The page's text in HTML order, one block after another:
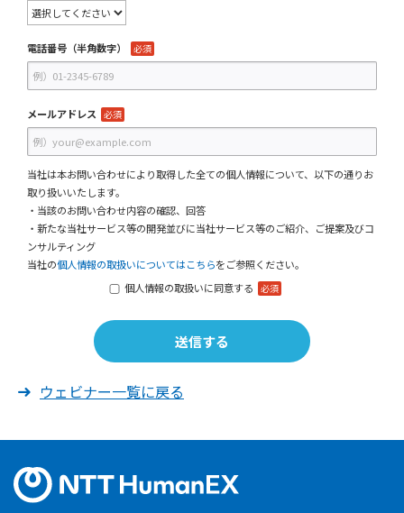
電話番号（半角数字） 必須
メールアドレス 必須
当社は本お問い合わせにより取得した全ての個人情報について、以下の通りお
取り扱いいたします。
・当該のお問い合わせ内容の確認、回答
・新たな当社サービス等の開発並びに当社サービス等のご紹介、ご提案及びコ
ンサルティング
当社の個人情報の取扱いについてはこちらをご参照ください。
個人情報の取扱いに同意する 必須
ウェビナー一覧に戻る